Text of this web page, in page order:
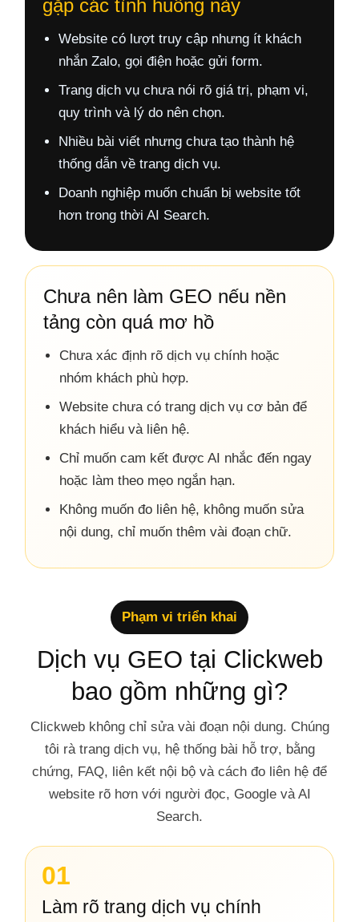
gặp các tình huống này
Website có lượt truy cập nhưng ít khách
nhắn Zalo, gọi điện hoặc gửi form.
Trang dịch vụ chưa nói rõ giá trị, phạm vi,
quy trình và lý do nên chọn.
Nhiều bài viết nhưng chưa tạo thành hệ
thống dẫn về trang dịch vụ.
Doanh nghiệp muốn chuẩn bị website tốt
hơn trong thời AI Search.
Chưa nên làm GEO nếu nền
tảng còn quá mơ hồ
Chưa xác định rõ dịch vụ chính hoặc
nhóm khách phù hợp.
Website chưa có trang dịch vụ cơ bản để
khách hiểu và liên hệ.
Chỉ muốn cam kết được AI nhắc đến ngay
hoặc làm theo mẹo ngắn hạn.
Không muốn đo liên hệ, không muốn sửa
nội dung, chỉ muốn thêm vài đoạn chữ.
Phạm vi triển khai
Dịch vụ GEO tại Clickweb
bao gồm những gì?
Clickweb không chỉ sửa vài đoạn nội dung. Chúng
tôi rà trang dịch vụ, hệ thống bài hỗ trợ, bằng
chứng, FAQ, liên kết nội bộ và cách đo liên hệ để
website rõ hơn với người đọc, Google và AI
Search.
01
Làm rõ trang dịch vụ chính